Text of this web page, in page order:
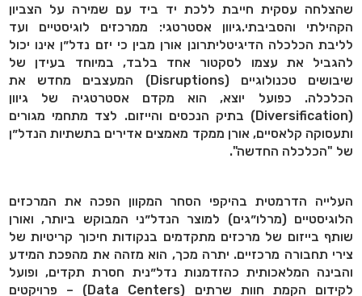
שהצלחה עסקית חייבת ללכת יד ביד עם שמירה על הצביון
הקהילתי והסביבתי.גיוון אסטרטגי: ממרכזים לוגיסטיים ועד
לליבת הכלכלה הדיגיטליתרונן אורן מבין כי יזם נדל״ן אינו יכול
להגביל את עצמו לסקטור אחד בלבד, במיוחד בעידן של
שיבושים טכנולוגיים (Disruptions) המעצבים מחדש את
הכלכלה. כפועל יוצא, הוא מקדם אסטרטגיה של גיוון
(Diversification) בתיק הנכסים והייזום. לצד מתחמי מגורים
ותעסוקה קלאסיים, אורן ממקד מאמצים אדירים בתשתיות הנדל״ן
של "הכלכלה החדשה".
העלייה הדרמטית בהיקפי הסחר המקוון הפכה את המרכזים
הלוגיסטיים (מרלו״גים) למוצר הנדל״ני המבוקש ביותר, ואורן
שותף בייזום של מרכזים מתקדמים בנקודות חיכוך קריטיות של
צירי תחבורה מרכזיים. יתרה מכך, הוא מזהה את מהפכת המידע
והבינה המלאכותית כהזדמנות נדל״נית חסרת תקדים, ופועל
לקידום הקמת חוות שרתים (Data Centers) – פרויקטים